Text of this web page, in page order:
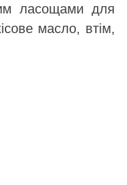
ласощами для
масло, втім,